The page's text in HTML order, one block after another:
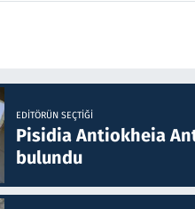
EDITÖRÜN SEÇTIĞI
Pisidia Antiokheia
bulundu